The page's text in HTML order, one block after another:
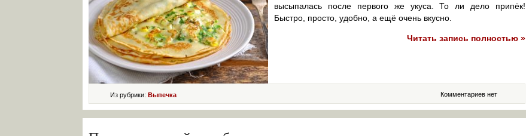
высыпалась после первого же укуса. То ли дело припёк!
Быстро, просто, удобно, а ещё очень вкусно.
Читать запись полностью »
Комментариев нет
Из рубрики: Выпечка